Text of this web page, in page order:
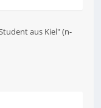
aus Kiel" (n-